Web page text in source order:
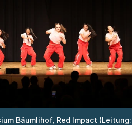
Bäumlihof, Red Impact (Leitung: